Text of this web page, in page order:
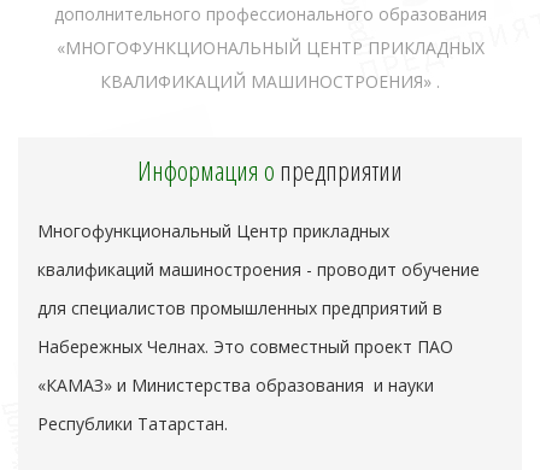
дополнительного профессионального образования
«МНОГОФУНКЦИОНАЛЬНЫЙ ЦЕНТР ПРИКЛАДНЫХ
КВАЛИФИКАЦИЙ МАШИНОСТРОЕНИЯ» .
Информация опредприятии
Многофункциональный Центр прикладных
квалификаций машиностроения - проводит обучение
для специалистов промышленных предприятий в
Набережных Челнах. Это совместный проект ПАО
«КАМАЗ» и Министерства образования и науки
Республики Татарстан.